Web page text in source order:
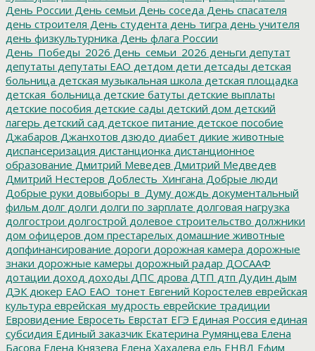
День России День семьи День соседа День спасателя
день строителя День студента день тигра день учителя
день физкультурника День флага России
День_Победы_2026 День_семьи_2026 деньги депутат
депутаты депутаты ЕАО детдом дети детсады детская
больница детская музыкальная школа детская площадка
детская_больница детские батуты детские выплаты
детские пособия детские сады детский дом детский
лагерь детский сад детское питание детское пособие
Джабаров Джанхотов дзюдо диабет дикие животные
диспансеризация дистанционка дистанционное
образование Дмитрий Меведев Дмитрий Медведев
Дмитрий Нестеров Доблесть_Хингана Добрые люди
Добрые руки довыборы_в_Думу дождь документальный
фильм долг долги долги по зарплате долговая нагрузка
долгострои долгострой долевое строительство должники
дом офицеров дом престарелых домашние животные
допфинансирование дороги дорожная камера дорожные
знаки дорожные камеры дорожный радар ДОСААФ
дотации доход доходы ДПС дрова ДТП дтп Дудин дым
ДЭК дюкер ЕАО ЕАО_тонет Евгений Коростелев еврейская
культура еврейская_мудрость еврейские традиции
Евровидение Евросеть Еврстат ЕГЭ Единая Россия единая
субсидия Единый заказчик Екатерина Румянцева Елена
Басова Елена Князева Елена Хахалева ель ЕНВД Ефим